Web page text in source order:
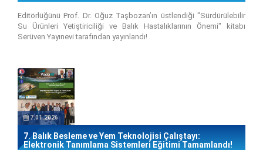
Editörlüğünü Prof. Dr. Oğuz Taşbozan’ın üstlendiği "Sürdürülebilir
Su Ürünleri Yetiştiriciliği ve Balık Hastalıklarının Önemi" kitabı
Serüven Yayınevi tarafından yayınlandı!
7.01.2026
7. Balık Besleme ve Yem Teknolojisi Çalıştayı:
Elektronik Tanımlama Sistemleri Eğitimi Tamamlandı!